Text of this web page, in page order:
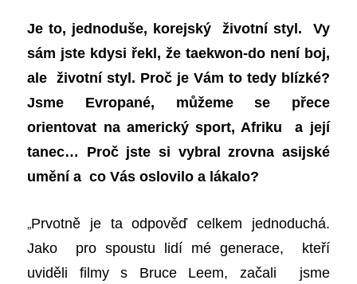
Je to, jednoduše, korejský životní styl. Vy
sám jste kdysi řekl, že taekwon-do není boj,
ale životní styl. Proč je Vám to tedy blízké?
Jsme Evropané, můžeme se přece
orientovat na americký sport, Afriku a její
tanec… Proč jste si vybral zrovna asijské
umění a co Vás oslovilo a lákalo?
„Prvotně je ta odpověď celkem jednoduchá.
Jako pro spoustu lidí mé generace, kteří
uviděli filmy s Bruce Leem, začali jsme